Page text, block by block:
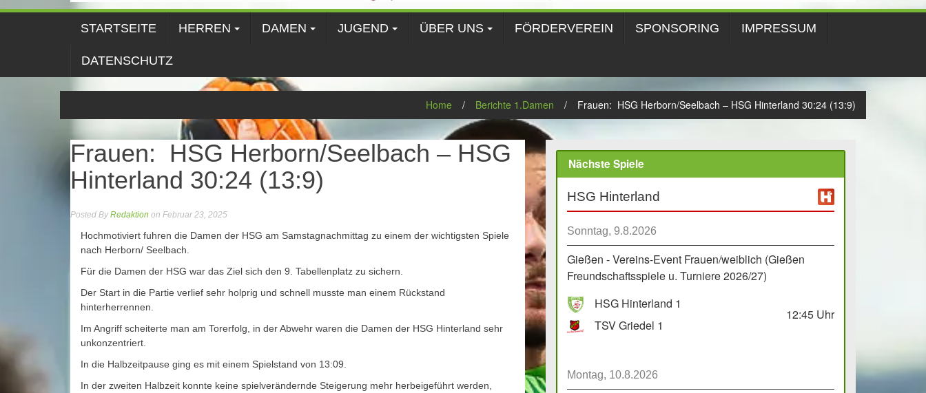
STARTSEITE HERREN DAMEN JUGEND ÜBER UNS FÖRDERVEREIN SPONSORING IMPRESSUM
DATENSCHUTZ
Home / Berichte 1.Damen / Frauen: HSG Herborn/Seelbach – HSG Hinterland 30:24 (13:9)
Frauen: HSG Herborn/Seelbach – HSG
Hinterland 30:24 (13:9)
Posted ByRedaktion on Februar 23, 2025
Hochmotiviert fuhren die Damen der HSG am Samstagnachmittag zu einem der wichtigsten Spiele
nach Herborn/ Seelbach.
Für die Damen der HSG war das Ziel sich den 9. Tabellenplatz zu sichern.
Der Start in die Partie verlief sehr holprig und schnell musste man einem Rückstand
hinterherrennen.
Im Angriff scheiterte man am Torerfolg, in der Abwehr waren die Damen der HSG Hinterland sehr
unkonzentriert.
In die Halbzeitpause ging es mit einem Spielstand von 13:09.
In der zweiten Halbzeit konnte keine spielverändernde Steigerung mehr herbeigeführt werden,
Nächste Spiele
HSG Hinterland
Sonntag, 9.8.2026
Gießen - Vereins-Event Frauen/weiblich (Gießen
Freundschaftsspiele u. Turniere 2026/27)
HSG Hinterland 1
TSV Griedel 1
12:45Uhr
Montag, 10.8.2026